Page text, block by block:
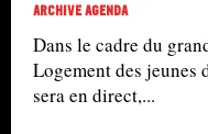
Archive Agenda
Dans le cadre du
Logement des jeunes
sera en direct,...